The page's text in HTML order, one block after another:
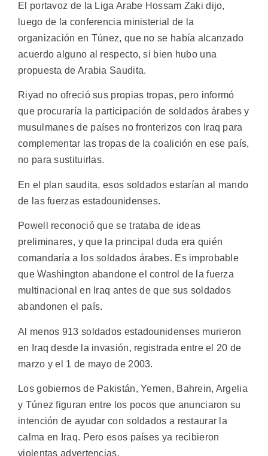
El portavoz de la Liga Arabe Hossam Zaki dijo,
luego de la conferencia ministerial de la
organización en Túnez, que no se había alcanzado
acuerdo alguno al respecto, si bien hubo una
propuesta de Arabia Saudita.
Riyad no ofreció sus propias tropas, pero informó
que procuraría la participación de soldados árabes y
musulmanes de países no fronterizos con Iraq para
complementar las tropas de la coalición en ese país,
no para sustituirlas.
En el plan saudita, esos soldados estarían al mando
de las fuerzas estadounidenses.
Powell reconoció que se trataba de ideas
preliminares, y que la principal duda era quién
comandaría a los soldados árabes. Es improbable
que Washington abandone el control de la fuerza
multinacional en Iraq antes de que sus soldados
abandonen el país.
Al menos 913 soldados estadounidenses murieron
en Iraq desde la invasión, registrada entre el 20 de
marzo y el 1 de mayo de 2003.
Los gobiernos de Pakistán, Yemen, Bahrein, Argelia
y Túnez figuran entre los pocos que anunciaron su
intención de ayudar con soldados a restaurar la
calma en Iraq. Pero esos países ya recibieron
violentas advertencias.